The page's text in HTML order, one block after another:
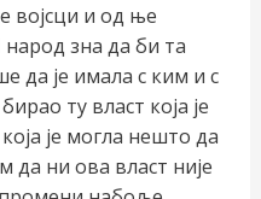
војсци и од ње
зна да би та
да је имала с ким и с
ту власт која је
је могла нешто да
да ни ова власт није